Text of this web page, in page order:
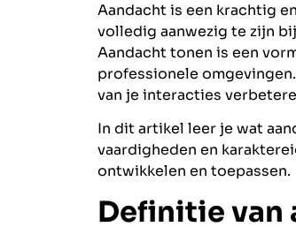
Aandacht is een krachtig
volledig aanwezig te zijn
Aandacht tonen is een
professionele
van je interacties
In dit artikel leer je wat
vaardigheden en
ontwikkelen en toepassen.
Definitie van